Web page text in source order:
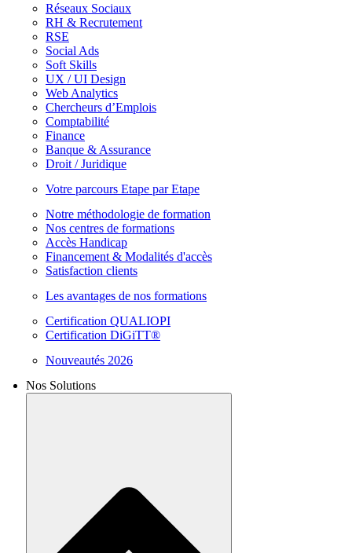
Réseaux Sociaux
RH & Recrutement
RSE
Social Ads
Soft Skills
UX / UI Design
Web Analytics
Chercheurs d’Emplois
Comptabilité
Finance
Banque & Assurance
Droit / Juridique
Votre parcours Etape par Etape
Notre méthodologie de formation
Nos centres de formations
Accès Handicap
Financement & Modalités d'accès
Satisfaction clients
Les avantages de nos formations
Certification QUALIOPI
Certification DiGiTT®
Nouveautés 2026
Nos Solutions